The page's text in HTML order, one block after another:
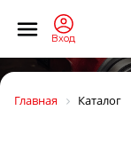
Вход
Главная Каталог